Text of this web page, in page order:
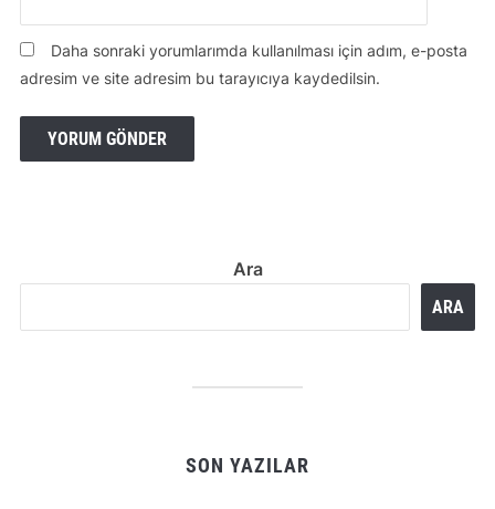
Daha sonraki yorumlarımda kullanılması için adım, e-posta
adresim ve site adresim bu tarayıcıya kaydedilsin.
Ara
ARA
SON YAZILAR